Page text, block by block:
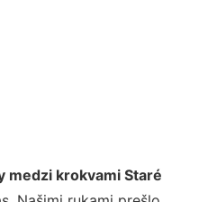
medzi krokvami Staré